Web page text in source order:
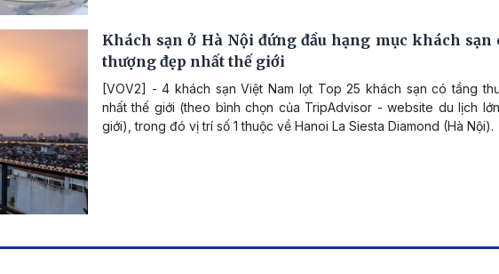
Khách sạn ở Hà Nội đứng đầu hạng mục khách sạn
thượng đẹp nhất thế giới
[VOV2] - 4 khách sạn Việt Nam lọt Top 25 khách sạn có tầng
nhất thế giới (theo bình chọn của TripAdvisor - website du lịch
giới), trong đó vị trí số 1 thuộc về Hanoi La Siesta Diamond (Hà Nội).